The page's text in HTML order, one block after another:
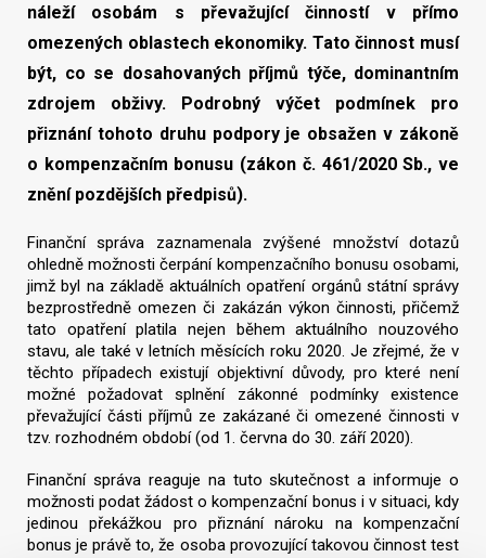
náleží osobám s převažující činností v přímo
omezených oblastech ekonomiky. Tato činnost musí
být, co se dosahovaných příjmů týče, dominantním
zdrojem obživy. Podrobný výčet podmínek pro
přiznání tohoto druhu podpory je obsažen v zákoně
o kompenzačním bonusu (zákon č. 461/2020 Sb., ve
znění pozdějších předpisů).
Finanční správa zaznamenala zvýšené množství dotazů
ohledně možnosti čerpání kompenzačního bonusu osobami,
jimž byl na základě aktuálních opatření orgánů státní správy
bezprostředně omezen či zakázán výkon činnosti, přičemž
tato opatření platila nejen během aktuálního nouzového
stavu, ale také v letních měsících roku 2020. Je zřejmé, že v
těchto případech existují objektivní důvody, pro které není
možné požadovat splnění zákonné podmínky existence
převažující části příjmů ze zakázané či omezené činnosti v
tzv. rozhodném období (od 1. června do 30. září 2020).
Finanční správa reaguje na tuto skutečnost a informuje o
možnosti podat žádost o kompenzační bonus i v situaci, kdy
jedinou překážkou pro přiznání nároku na kompenzační
bonus je právě to, že osoba provozující takovou činnost test